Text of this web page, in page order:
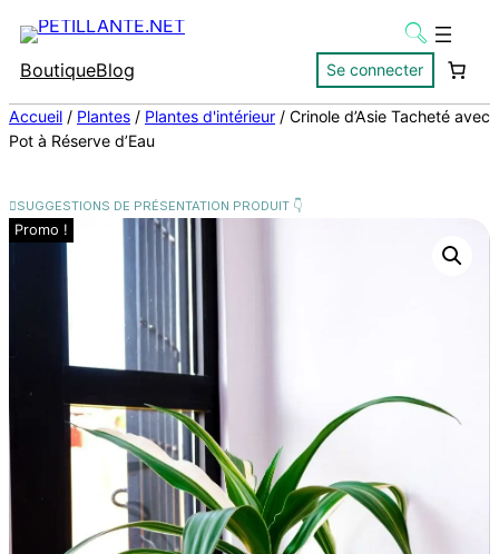
BoutiqueBlog Se connecter
Accueil / Plantes / Plantes d'intérieur / Crinole d’Asie Tacheté avec
Pot à Réserve d’Eau
Promo !